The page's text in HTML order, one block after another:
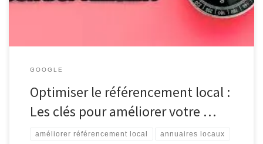
GOOGLE
Optimiser le référencement local :
Les clés pour améliorer votre …
améliorer référencement local annuaires locaux